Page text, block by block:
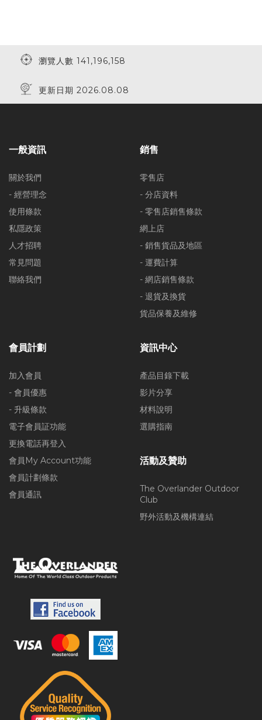
瀏覽人數 141,196,158
更新日期 2026.08.08
一般資訊
關於我們
- 經營理念
使用條款
私隱政策
人才招聘
常見問題
聯絡我們
銷售
零售店
- 分店資料
- 零售店銷售條款
網上店
- 銷售貨品及地區
- 運費計算
- 網店銷售條款
- 退貨及換貨
貨品保養及維修
會員計劃
加入會員
- 會員優惠
- 升級條款
電子會員証功能
更換電話再登入
會員My Account功能
會員計劃條款
會員通訊
資訊中心
產品目錄下載
影片分享
材料說明
選購指南
活動及贊助
The Overlander Outdoor
Club
野外活動及機構連結